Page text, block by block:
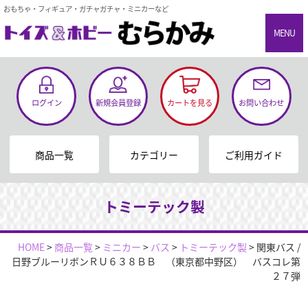
おもちゃ・フィギュア・ガチャガチャ・ミニカーなど
MENU
ログイン 新規会員登録 カートを見る お問い合わせ
商品一覧 カテゴリー ご利用ガイド
トミーテック製
HOME> 商品一覧> ミニカー > バス > トミーテック製> 関東バス /
日野ブルーリボンＲＵ６３８ＢＢ （東京都中野区） バスコレ第
２７弾